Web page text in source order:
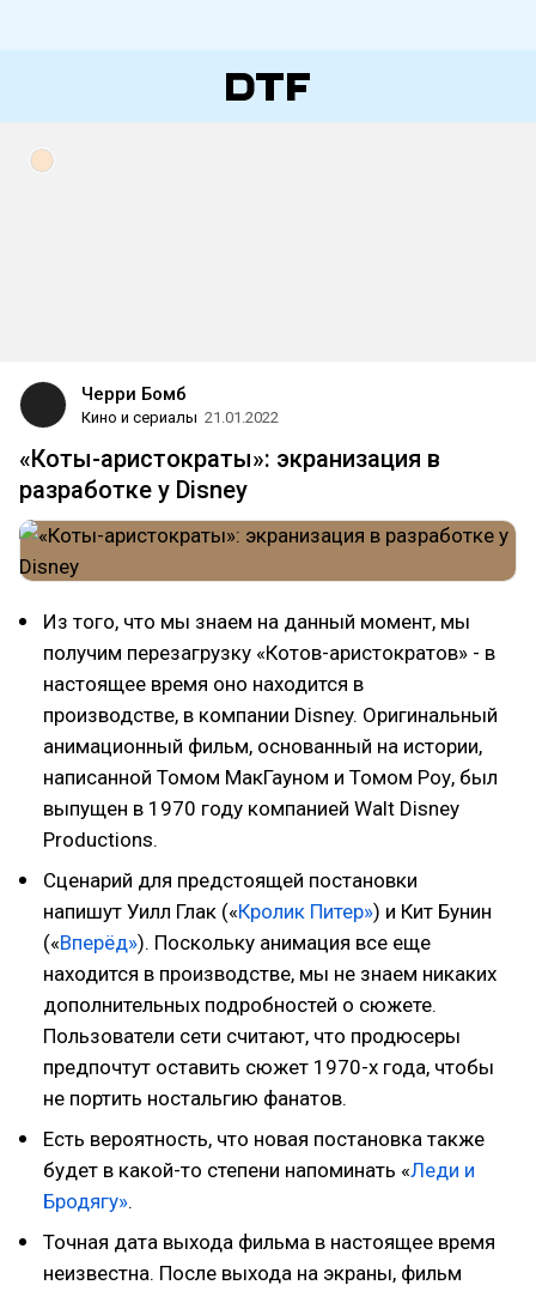
Черри Бомб
Кино и сериалы 21.01.2022
«Коты-аристократы»: экранизация в
разработке у Disney
Из того, что мы знаем на данный момент, мы
получим перезагрузку «Котов-аристократов» - в
настоящее время оно находится в
производстве, в компании Disney. Оригинальный
анимационный фильм, основанный на истории,
написанной Томом МакГауном и Томом Роу, был
выпущен в 1970 году компанией Walt Disney
Productions.
Сценарий для предстоящей постановки
напишут Уилл Глак («Кролик Питер») и Кит Бунин
(«Вперёд»). Поскольку анимация все еще
находится в производстве, мы не знаем никаких
дополнительных подробностей о сюжете.
Пользователи сети считают, что продюсеры
предпочтут оставить сюжет 1970-х года, чтобы
не портить ностальгию фанатов.
Есть вероятность, что новая постановка также
будет в какой-то степени напоминать «Леди и
Бродягу».
Точная дата выхода фильма в настоящее время
неизвестна. После выхода на экраны, фильм